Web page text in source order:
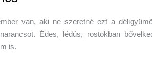
van, aki ne szeretné ezt a
Édes, lédús, rostokban
is.